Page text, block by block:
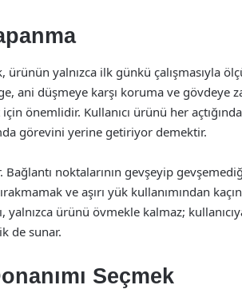
yalnızca ilk günkü çalışmasıyla
ani düşmeye karşı koruma ve gövdeye
önemlidir. Kullanıcı ürünü her açtığında
görevini yerine getiriyor demektir.
Bağlantı noktalarının gevşeyip
ve aşırı yük kullanımından
yalnızca ürünü övmekle kalmaz;
de sunar.
Seçmek